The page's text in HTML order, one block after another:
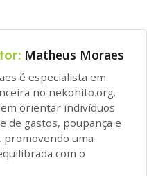
Matheus Moraes
é especialista em
no nekohito.org.
orientar indivíduos
de gastos, poupança e
uma
com o